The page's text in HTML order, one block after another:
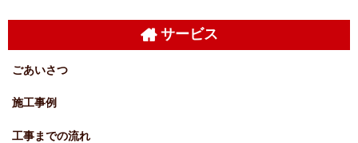
サービス
ごあいさつ
施工事例
工事までの流れ